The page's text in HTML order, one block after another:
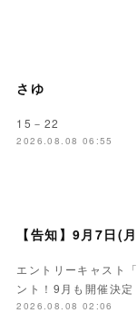
さゆ
15－22
2026.08.08 06:55
【告知】9月7日(
エントリーキャスト
ント！9月も開催決
2026.08.08 02:06